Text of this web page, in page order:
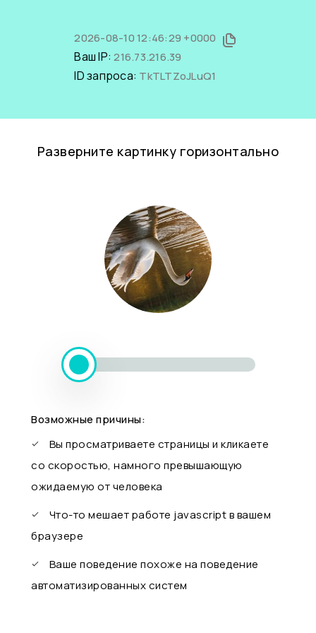
2026-08-10 12:46:29 +0000
Ваш IP:216.73.216.39
ID запроса: TkTLTZoJLuQ1
Разверните картинку горизонтально
Возможные причины:
Вы просматриваете страницы и кликаете
со скоростью, намного превышающую
ожидаемую от человека
Что-то мешает работе javascript в вашем
браузере
Ваше поведение похоже на поведение
автоматизированных систем